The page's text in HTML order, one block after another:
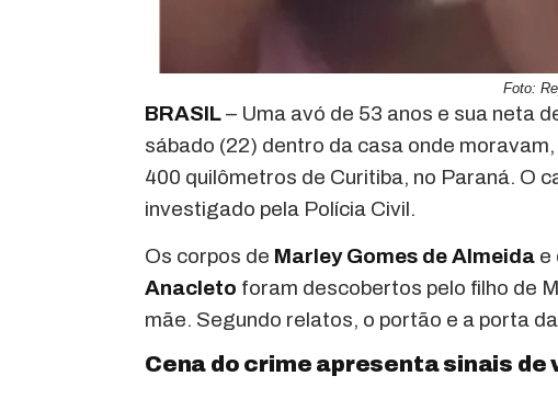
Foto:
BRASIL– Uma avó de 53 anos e sua neta
sábado (22) dentro da casa onde
400 quilômetros de Curitiba, no Paraná. O
investigado pela Polícia Civil.
Os corpos de Marley Gomes de Almeida e
Anacleto foram descobertos pelo filho de
mãe. Segundo relatos, o portão e a porta
Cena do crime apresenta sinais de